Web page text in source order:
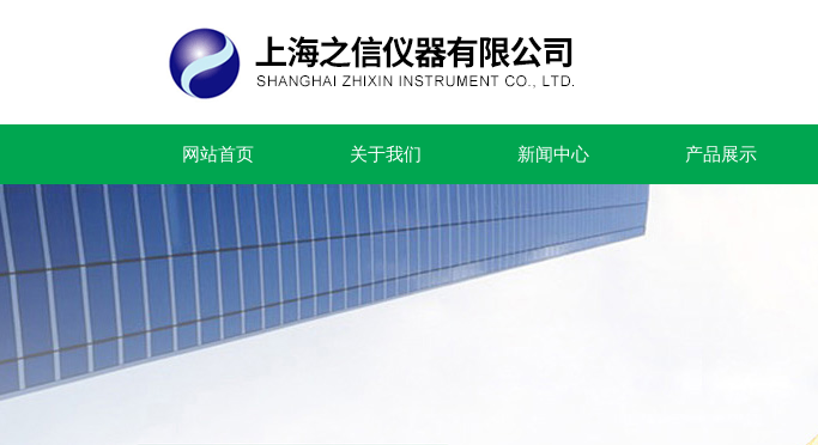
网站首页 关于我们 新闻中心 产品展示